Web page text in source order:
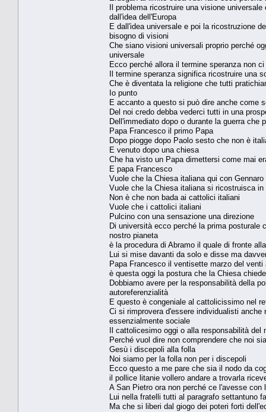
Il problema ricostruire una visione
dall'idea dell'Europa
E dall'idea universale e poi la ricostruzione
bisogno di visioni
Che siano visioni universali proprio perché
universale
Ecco perché allora il termine speranza non
Il termine speranza significa ricostruire una
Che è diventata la religione che tutti
Io punto
E accanto a questo si può dire anche come
Del noi credo debba vederci tutti in una
Dell'immediato dopo o durante la guerra
Papa Francesco il primo Papa
Dopo piogge dopo Paolo sesto che non è
E venuto dopo una chiesa
Che ha visto un Papa dimettersi come mai
E papa Francesco
Vuole che la Chiesa italiana qui con
Vuole che la Chiesa italiana si ricostruisca
Non è che non bada ai cattolici italiani
Vuole che i cattolici italiani
Pulcino con una sensazione una direzione
Di università ecco perché la prima posturale
nostro pianeta
è la procedura di Abramo il quale di fronte
Lui si mise davanti da solo e disse ma
Papa Francesco il ventisette marzo del
è questa oggi la postura che la Chiesa
Dobbiamo avere per la responsabilità della
autoreferenzialità
E questo è congeniale al cattolicissimo nel
Ci si rimprovera d'essere individualisti
essenzialmente sociale
Il cattolicesimo oggi o alla responsabilità del
Perché vuol dire non comprendere che noi
Gesù i discepoli alla folla
Noi siamo per la folla non per i discepoli
Ecco questo a me pare che sia il nodo da
il pollice litanie vollero andare a trovarla
A San Pietro ora non perché ce l'avesse con
Lui nella fratelli tutti al paragrafo settantuno
Ma che si liberi dal giogo dei poteri forti